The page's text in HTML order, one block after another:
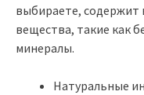
выбираете, содержит
вещества, такие как
минералы.
Натуральные